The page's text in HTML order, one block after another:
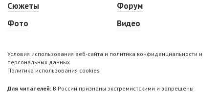
Сюжеты
Фото
Форум
Видео
Условия использования веб-сайта и политика конфиденциальности и
персональных данных
Политика использования cookies
Для читателей: В России признаны экстремистскими и запрещены